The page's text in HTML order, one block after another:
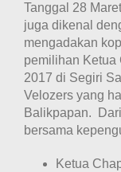
Tanggal 28
juga dikenal
mengadakan
pemilihan Ketua
2017 di Segiri
Velozers yang
Balikpapan.
bersama
Ketua